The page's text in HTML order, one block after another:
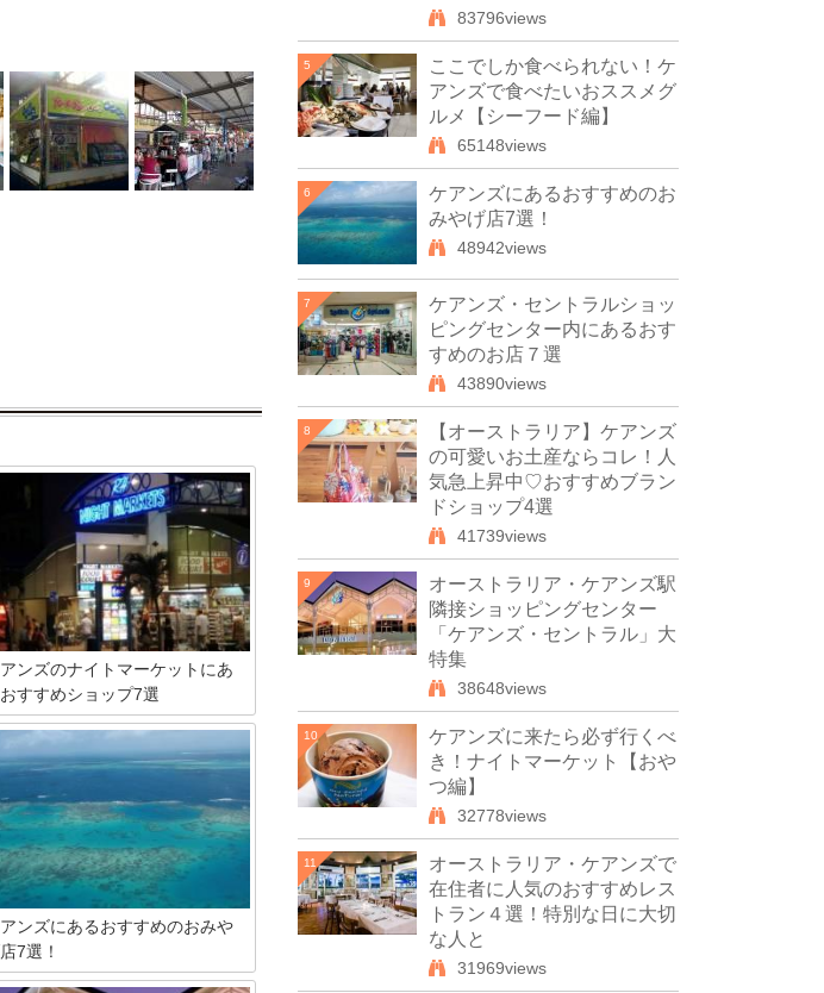
ンズのナイトマーケットにあ
すすめショップ7選
ストラリア・ケアンズにあるナイト
ーケットは観光客に人気のスポットで
フードショップはもちろん、マッサ
みやげ店など様々なお店が軒を連ね
ます。その中にあるおすすめショッ
7つご紹介します！
ンズにあるおすすめのおみや
7選！
ストラリア・ケアンズには、現地に
83796views
5
ここでしか食べられない！ケ
アンズで食べたいおススメグ
ルメ【シーフード編】
65148views
6
ケアンズにあるおすすめのお
みやげ店7選！
48942views
7
ケアンズ・セントラルショッ
ピングセンター内にあるおす
すめのお店７選
43890views
8
【オーストラリア】ケアンズ
の可愛いお土産ならコレ！人
気急上昇中♡おすすめブラン
ドショップ4選
41739views
9
オーストラリア・ケアンズ駅
隣接ショッピングセンター
「ケアンズ・セントラル」大
特集
38648views
10
ケアンズに来たら必ず行くべ
き！ナイトマーケット【おや
つ編】
32778views
11
オーストラリア・ケアンズで
在住者に人気のおすすめレス
トラン４選！特別な日に大切
な人と
31969views